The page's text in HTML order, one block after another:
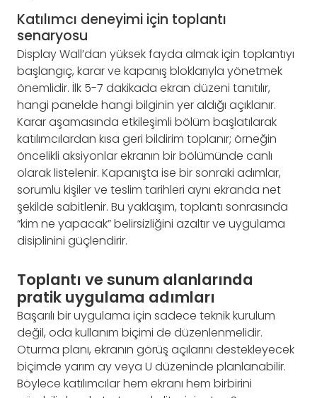
Katılımcı deneyimi için toplantı
senaryosu
Display Wall’dan yüksek fayda almak için toplantıyı
başlangıç, karar ve kapanış bloklarıyla yönetmek
önemlidir. İlk 5-7 dakikada ekran düzeni tanıtılır,
hangi panelde hangi bilginin yer aldığı açıklanır.
Karar aşamasında etkileşimli bölüm başlatılarak
katılımcılardan kısa geri bildirim toplanır; örneğin
öncelikli aksiyonlar ekranın bir bölümünde canlı
olarak listelenir. Kapanışta ise bir sonraki adımlar,
sorumlu kişiler ve teslim tarihleri aynı ekranda net
şekilde sabitlenir. Bu yaklaşım, toplantı sonrasında
“kim ne yapacak” belirsizliğini azaltır ve uygulama
disiplinini güçlendirir.
Toplantı ve sunum alanlarında
pratik uygulama adımları
Başarılı bir uygulama için sadece teknik kurulum
değil, oda kullanım biçimi de düzenlenmelidir.
Oturma planı, ekranın görüş açılarını destekleyecek
biçimde yarım ay veya U düzeninde planlanabilir.
Böylece katılımcılar hem ekranı hem birbirini